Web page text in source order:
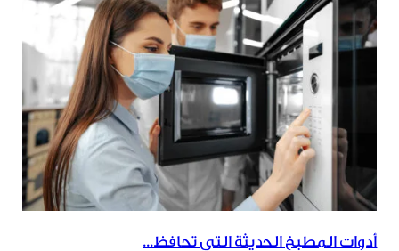
أدوات المطبخ الحديثة التي تحافظ...